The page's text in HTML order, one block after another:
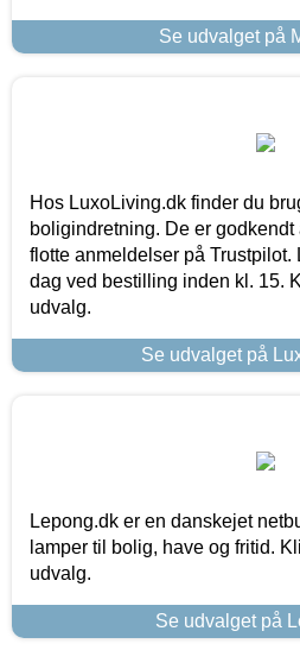
Se udvalget på
Hos LuxoLiving.dk finder du
boligindretning. De er
flotte anmeldelser på
dag ved bestilling inden kl. 15.
udvalg.
Se udvalget på
Lepong.dk er en danskejet
lamper til bolig, have og fritid.
udvalg.
Se udvalget på